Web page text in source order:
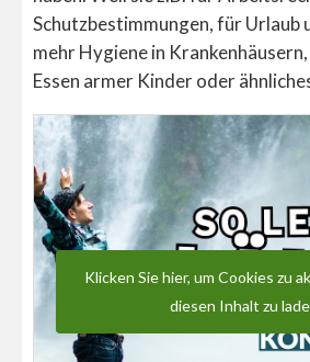
Schutzbestimmungen, für Urlaub
mehr Hygiene in
Essen armer Kinder oder
Klicken Sie hier, um Cookies zu
diesen Inhalt zu